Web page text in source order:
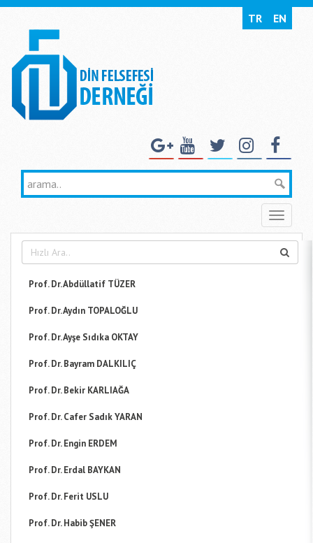
TR EN
Toggle
Prof. Dr. Abdüllatif TÜZER
Prof. Dr. Aydın TOPALOĞLU
Prof. Dr. Ayşe Sıdıka OKTAY
Prof. Dr. Bayram DALKILIÇ
Prof. Dr. Bekir KARLIAĞA
Prof. Dr. Cafer Sadık YARAN
Prof. Dr. Engin ERDEM
Prof. Dr. Erdal BAYKAN
Prof. Dr. Ferit USLU
Prof. Dr. Habib ŞENER